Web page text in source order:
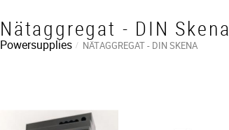
Nätaggregat - DIN Skena
Powersupplies NÄTAGGREGAT - DIN SKENA